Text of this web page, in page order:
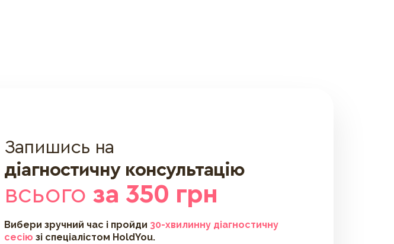
Запишись на
діагностичну консультацію
всього за 350 грн
Вибери зручний час і пройди 30-хвилинну діагностичну
сесію зі спеціалістом HoldYou.